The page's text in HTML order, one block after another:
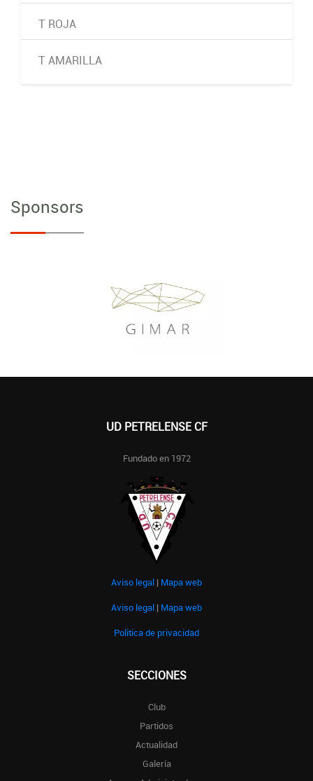
T ROJA
T AMARILLA
Sponsors
UD PETRELENSE CF
Fundado en 1972
Aviso legal | Mapa web
Aviso legal | Mapa web
Politica de privacidad
SECCIONES
Club
Partidos
Actualidad
Galería